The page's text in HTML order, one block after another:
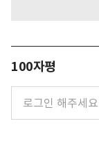
100자평